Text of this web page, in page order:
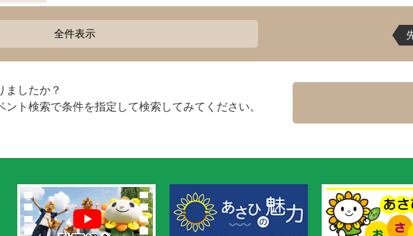
全件表示
ましたか？
ント検索で条件を指定して検索してみてください。